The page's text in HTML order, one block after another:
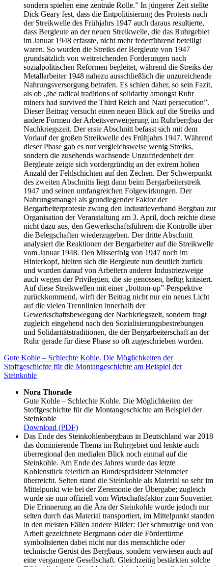
sondern spielten eine zentrale Rolle.” In jüngerer Zeit stellte
Dick Geary fest, dass die Entpolitisierung des Protests nach
der Streikwelle des Frühjahrs 1947 auch daraus resultierte,
dass Bergleute an der neuen Streikwelle, die das Ruhrgebiet
im Januar 1948 erfasste, nicht mehr federführend beteiligt
waren. So wurden die Streiks der Bergleute von 1947
grundsätzlich von weitreichenden Forderungen nach
sozialpolitischen Reformen begleitet, während die Streiks der
Metallarbeiter 1948 nahezu ausschließlich die unzureichende
Nahrungsversorgung betrafen. Es schien daher, so sein Fazit,
als ob „the radical traditions of solidarity amongst Ruhr
miners had survived the Third Reich and Nazi persecution”.
Dieser Beitrag versucht einen neuen Blick auf die Streiks und
andere Formen der Arbeitsverweigerung im Ruhrbergbau der
Nachkriegszeit. Der erste Abschnitt befasst sich mit dem
Vorlauf der großen Streikwelle des Frühjahrs 1947. Während
dieser Phase gab es nur vergleichsweise wenig Streiks,
sondern die zusehends wachsende Unzufriedenheit der
Bergleute zeigte sich vordergründig an der extrem hohen
Anzahl der Fehlschichten auf den Zechen. Der Schwerpunkt
des zweiten Abschnitts liegt dann beim Bergarbeiterstreik
1947 und seinen umfangreichen Folgewirkungen. Der
Nahrungsmangel als grundlegender Faktor der
Bergarbeiterproteste zwang den Industrieverband Bergbau zur
Organisation der Veranstaltung am 3. April, doch reichte diese
nicht dazu aus, den Gewerkschaftsführern die Kontrolle über
die Belegschaften wiederzugeben. Der dritte Abschnitt
analysiert die Reaktionen der Bergarbeiter auf die Streikwelle
vom Januar 1948. Den Misserfolg von 1947 noch im
Hinterkopf, hielten sich die Bergleute nun deutlich zurück
und wurden darauf von Arbeitern anderer Industriezweige
auch wegen der Privilegien, die sie genossen, heftig kritisiert.
Auf diese Streikwellen mit einer „bottom-up”-Perspektive
zurückkommend, wirft der Beitrag nicht nur ein neues Licht
auf die vielen Trennlinien innerhalb der
Gewerkschaftsbewegung der Nachkriegszeit, sondern fragt
zugleich eingehend nach den Sozialisierungsbestrebungen
und Solidaritätstraditionen, die der Bergarbeiterschaft an der
Ruhr gerade für diese Phase so oft zugeschrieben wurden.
Gute Kohle – Schlechte Kohle. Die Möglichkeiten der
Stoffgeschichte für die Montangeschichte am Beispiel der
Steinkohle
Nora Thorade
Gute Kohle – Schlechte Kohle. Die Möglichkeiten der
Stoffgeschichte für die Montangeschichte am Beispiel der
Steinkohle
Download (PDF)
Das Ende des Steinkohlenbergbaus in Deutschland war 2018
das dominierende Thema im Ruhrgebiet und lenkte auch
überregional den medialen Blick noch einmal auf die
Steinkohle. Am Ende des Jahres wurde das letzte
Kohlenstück feierlich an Bundespräsident Steinmeier
überreicht. Selten stand die Steinkohle als Material so sehr im
Mittelpunkt wie bei der Zeremonie der Übergabe; zugleich
wurde sie nun offiziell vom Wirtschaftsfaktor zum Souvenier.
Die Erinnerung an die Ära der Steinkohle wurde jedoch nur
selten durch das Material transportiert, im Mittelpunkt standen
in den meisten Fällen andere Bilder: Der schmutzige und von
Arbeit gezeichnete Bergmann oder die Fördertürme
symbolisierten dabei nicht nur das menschliche oder
technische Gerüst des Bergbaus, sondern verwiesen auch auf
eine vergangene Gesellschaft. Gleichzeitig bestärkten solche